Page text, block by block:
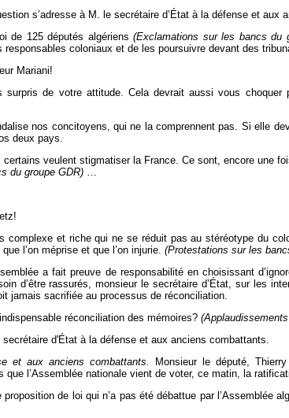
s’adresse à M. le secrétaire d’État à la défense et aux
de 125 députés algériens(Exclamations sur les bancs du
coloniaux et de les poursuivre devant des
Mariani!
de votre attitude. Cela devrait aussi vous
nos concitoyens, qui ne la comprennent pas. Si elle
deux pays.
certains veulent stigmatiser la France. Ce sont, encore
du groupe GDR) …
complexe et riche qui ne se réduit pas au stéréotype du
l’on méprise et que l’on injurie. (Protestations sur les
a fait preuve de responsabilité en choisissant
d’être rassurés, monsieur le secrétaire d’État, sur les
jamais sacrifiée au processus de réconciliation.
réconciliation des mémoires?
d'État à la défense et aux anciens combattants.
et aux anciens combattants.
Monsieur le député,
que l’Assemblée nationale vient de voter, ce matin, la
de loi qui n’a pas été débattue par l’Assemblée